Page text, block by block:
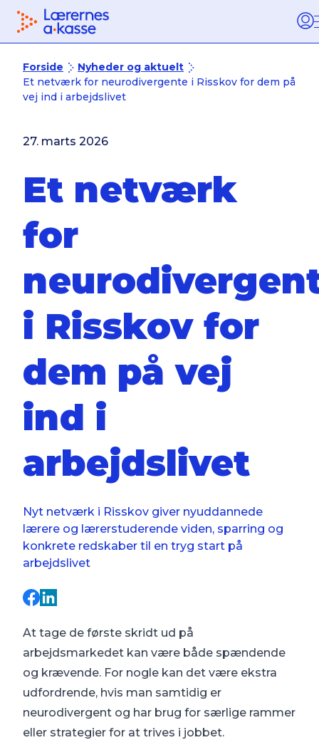
Tilbage til forsiden
Forside
Nyheder og aktuelt
Et netværk for neurodivergente i Risskov for dem på
vej ind i arbejdslivet
27. marts 2026
Et netværk
for
i Risskov for
dem på vej
ind i
arbejdslivet
Nyt netværk i Risskov giver nyuddannede
lærere og lærerstuderende viden, sparring og
konkrete redskaber til en tryg start på
arbejdslivet
At tage de første skridt ud på
arbejdsmarkedet kan være både spændende
og krævende. For nogle kan det være ekstra
udfordrende, hvis man samtidig er
neurodivergent og har brug for særlige rammer
eller strategier for at trives i jobbet.